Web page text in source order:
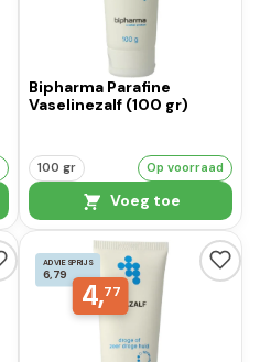
Bipharma Parafine
Vaselinezalf (100 gr)
100 gr Op voorraad
Voeg toe
ADVIESPRIJS
6,79
4,77